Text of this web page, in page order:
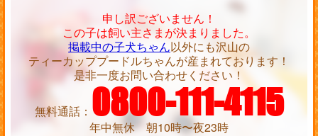
申し訳ございません！
この子は飼い主さまが決まりました。
掲載中の子犬ちゃん以外にも沢山の
ティーカッププードルちゃんが産まれております！
是非一度お問い合わせください！
無料通話： 0800-111-4115
年中無休 朝10時〜夜23時